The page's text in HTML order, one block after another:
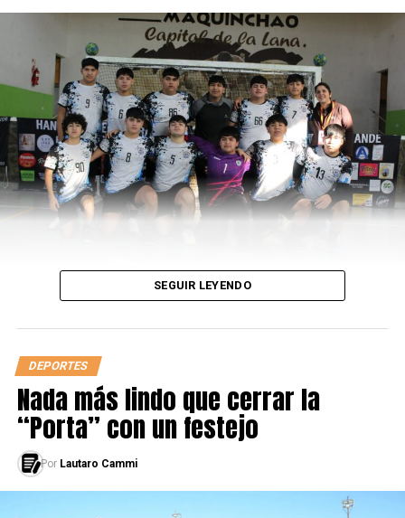
enfrentará a Petra Martic, quien es la N°25 del mundo y
se metió en la tercera ronda tras ganarle a Kristina
Mladenovic con un 7-5 y 6-3.
En el partido mil de Serena, fue Nadia quien la que
quedó. Con este triunfo, Podoroska se convirtió en la
segunda argentina en ganarle a Serena Williams, detrás
de Paola Suárez, que lo logró en el año 2000. Fue
histórico para la tenista de 26 años que se va superando
torneo a torneo y se encamina como la gran promesa
TENIS
Llegó
SEGUIR LEYENDO
DEPORTES
Nada más lindo que cerrar la
“Porta” con un festejo
Por Lautaro Cammi